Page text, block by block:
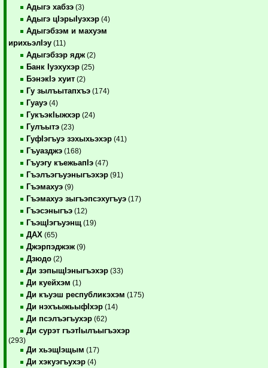
Адыгэ хабзэ (3)
Адыгэ цIэрыIуэхэр (4)
Адыгэбзэм и махуэм
ирихьэлIэу (11)
Адыгэбзэр ядж (2)
Банк Iуэхухэр (25)
БэнэкIэ хуит (2)
Гу зылъытапхъэ (174)
Гуауэ (4)
ГукъэкIыжхэр (24)
Гулъытэ (23)
ГуфIэгъуэ зэхыхьэхэр (41)
Гъуазджэ (168)
Гъуэгу къежьапIэ (47)
Гъэлъэгъуэныгъэхэр (91)
Гъэмахуэ (9)
Гъэмахуэ зыгъэпсэхугъуэ (17)
Гъэсэныгъэ (12)
ГъэщIэгъуэнщ (19)
ДАХ (65)
Джэрпэджэж (9)
Дзюдо (2)
Ди зэпыщIэныгъэхэр (33)
Ди куейхэм (1)
Ди къуэш республикэхэм (175)
Ди нэхъыжьыфIхэр (14)
Ди псэлъэгъухэр (62)
Ди сурэт гъэтIылъыгъэхэр
(293)
Ди хьэщIэщым (17)
Ди хэкуэгъухэр (4)